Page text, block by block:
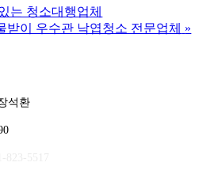
는 청소대행업체
이 우수관 낙엽청소 전문업체 »
석환